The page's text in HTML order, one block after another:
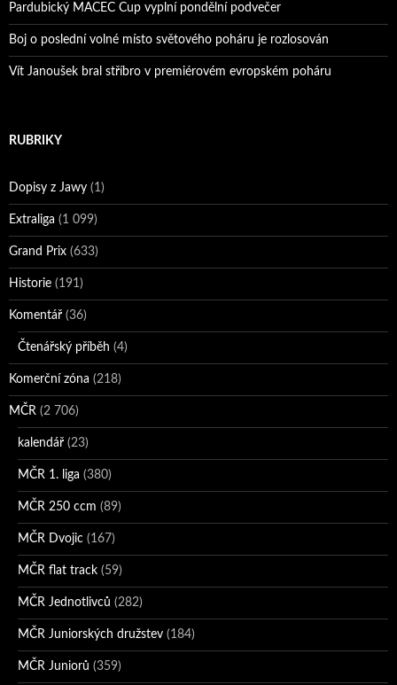
Pardubický MACEC Cup vyplní pondělní podvečer
Boj o poslední volné místo světového poháru je rozlosován
Vít Janoušek bral stříbro v premiérovém evropském poháru
RUBRIKY
Dopisy z Jawy (1)
Extraliga (1 099)
Grand Prix (633)
Historie (191)
Komentář (36)
Čtenářský příběh (4)
Komerční zóna (218)
MČR (2 706)
kalendář (23)
MČR 1. liga (380)
MČR 250 ccm (89)
MČR Dvojic (167)
MČR flat track (59)
MČR Jednotlivců (282)
MČR Juniorských družstev (184)
MČR Juniorů (359)